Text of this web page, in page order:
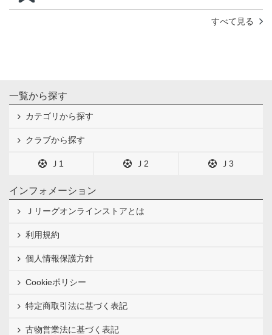
すべて見る
一覧から探す
カテゴリから探す
クラブから探す
Ｊ1 Ｊ2 Ｊ3
インフォメーション
Ｊリーグオンラインストアとは
利用規約
個人情報保護方針
Cookieポリシー
特定商取引法に基づく表記
古物営業法に基づく表記